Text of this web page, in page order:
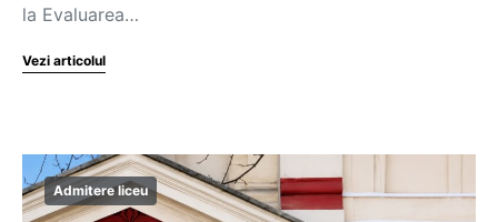
la Evaluarea…
Vezi articolul
Admitere liceu